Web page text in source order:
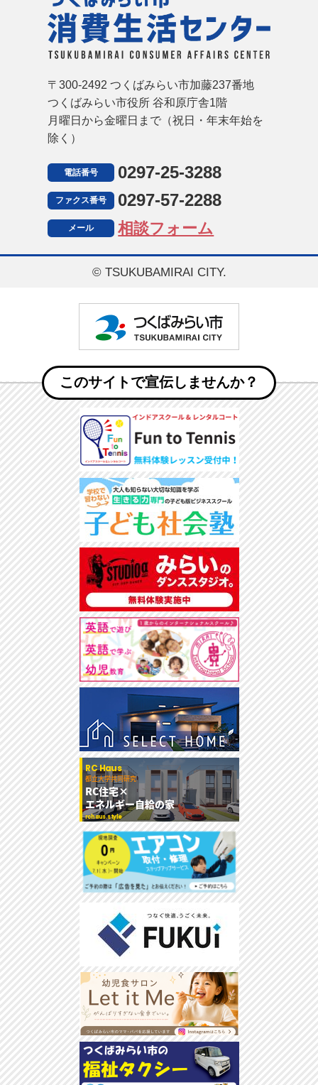
〒300-2492 つくばみらい市加藤237番地
つくばみらい市役所 谷和原庁舎1階
月曜日から金曜日まで（祝日・年末年始を
除く）
電話番号 0297-25-3288
ファクス番号 0297-57-2288
メール 相談フォーム
© TSUKUBAMIRAI CITY.
このサイトで宣伝しませんか？